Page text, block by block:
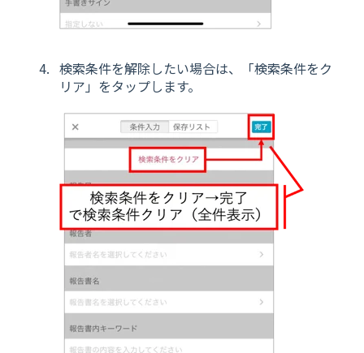
検索条件を解除したい場合は、「検索条件をク
リア」をタップします。